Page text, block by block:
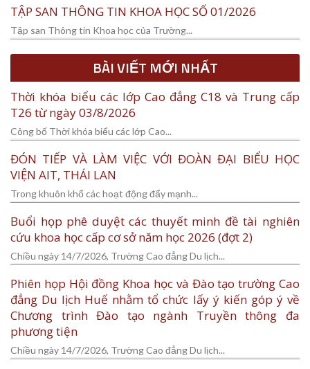
TẬP SAN THÔNG TIN KHOA HỌC SỐ 01/2026
Tập san Thông tin Khoa học của Trường...
BÀI VIẾT MỚI NHẤT
Thời khóa biểu các lớp Cao đẳng C18 và Trung cấp
T26 từ ngày 03/8/2026
Công bố Thời khóa biểu các lớp Cao...
ĐÓN TIẾP VÀ LÀM VIỆC VỚI ĐOÀN ĐẠI BIỂU HỌC
VIỆN AIT, THÁI LAN
Trong khuôn khổ các hoạt động đẩy mạnh...
Buổi họp phê duyệt các thuyết minh đề tài nghiên
cứu khoa học cấp cơ sở năm học 2026 (đợt 2)
Chiều ngày 14/7/2026, Trường Cao đẳng Du lịch...
Phiên họp Hội đồng Khoa học và Đào tạo trường Cao
đẳng Du lịch Huế nhằm tổ chức lấy ý kiến góp ý về
Chương trình Đào tạo ngành Truyền thông đa
phương tiện
Chiều ngày 14/7/2026, Trường Cao đẳng Du lịch...